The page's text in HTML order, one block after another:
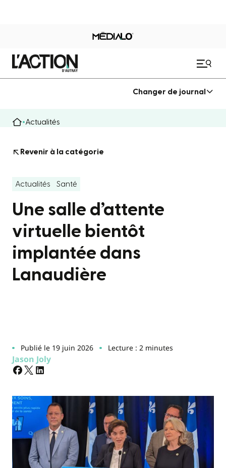
Changer de journal
Actualités
Revenir à la catégorie
Actualités Santé
Une salle d’attente
virtuelle bientôt
implantée dans
Lanaudière
Publié le 19 juin 2026 Lecture : 2 minutes
Jason Joly